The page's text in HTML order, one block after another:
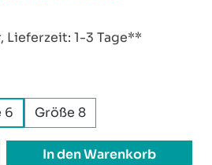
Lieferzeit: 1-3 Tage**
6 Größe 8
Gib den
In den Warenkorb